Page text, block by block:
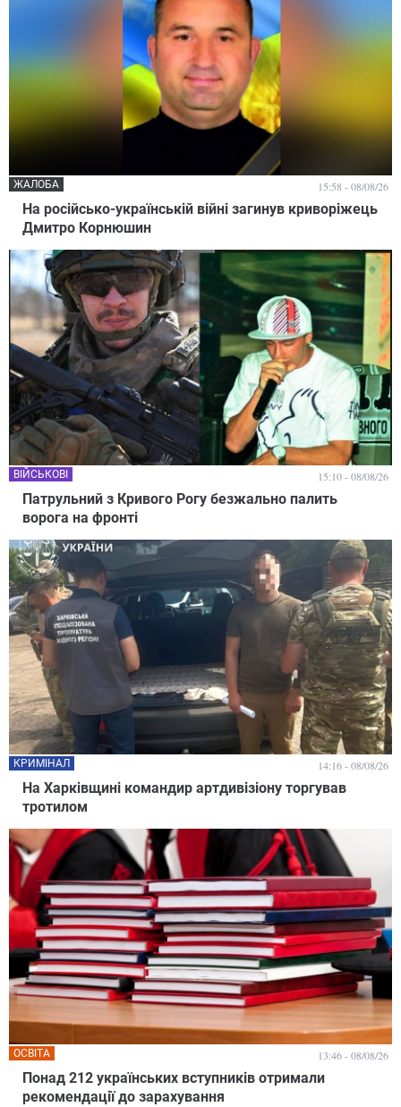
На російсько-українській війні загинув криворіжець
Дмитро Корнюшин
ЖАЛОБА 15:58 - 08/08/26
Патрульний з Кривого Рогу безжально палить
ворога на фронті
ВІЙСЬКОВІ 15:10 - 08/08/26
На Харківщині командир артдивізіону торгував
тротилом
КРИМІНАЛ 14:16 - 08/08/26
Понад 212 українських вступників отримали
рекомендації до зарахування
ОСВІТА 13:46 - 08/08/26